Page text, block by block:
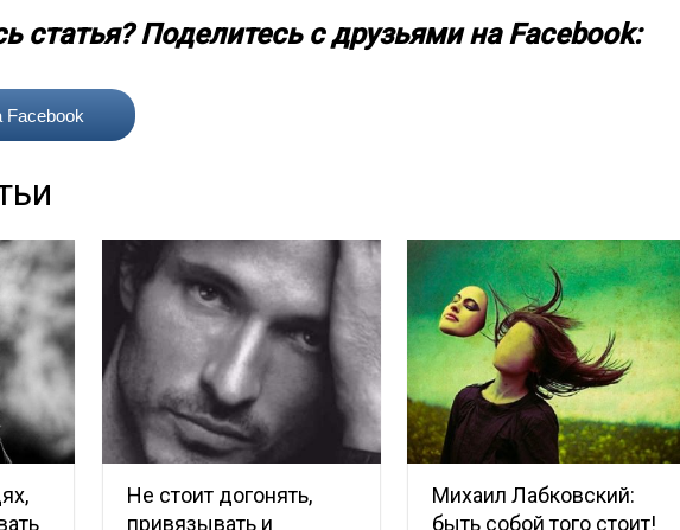
статья? Поделитесь с друзьями на Facebook:
Facebook
Не стоит догонять,
привязывать и
Михаил Лабковский:
быть собой того стоит!